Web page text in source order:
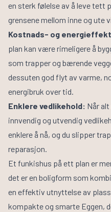
en sterk følelse av å leve tett
grensene mellom inne og ute
Kostnads- og
plan kan være rimeligere å
som trapper og bærende
dessuten god flyt av varme,
energibruk over tid.
Enklere vedlikehold: Når
innvendig og utvendig
enklere å nå, og du slipper
reparasjon.
Et funkishus på ett plan er
det er en boligform som
en effektiv utnyttelse av
kompakte og smarte Eggen,